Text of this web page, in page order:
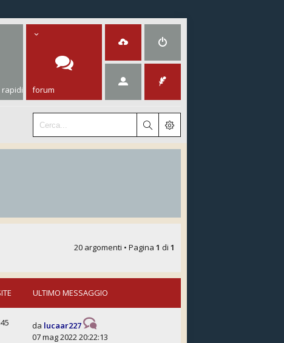
rapidi forum
20 argomenti • Pagina 1 di 1
ULTIMO MESSAGGIO
da lucaar227
07 mag 2022 20:22:13